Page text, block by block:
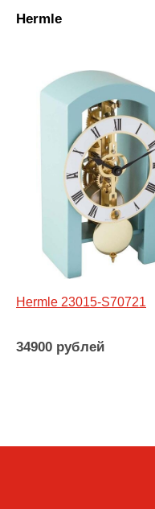
Hermle
Hermle 23015-S70721
34900 рублей